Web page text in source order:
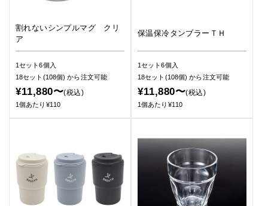
割れないシンプルマグ クリ
ア
1セット6個入
18セット(108個)から注文可能
¥11,880〜(税込)
1個あたり¥110
保温保冷タンブラーＴＨ
1セット6個入
18セット(108個)から注文可能
¥11,880〜(税込)
1個あたり¥110